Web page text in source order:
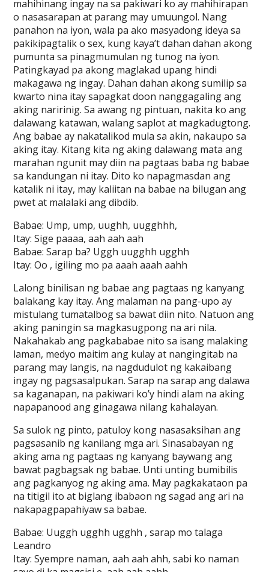
mahihinang ingay na sa pakiwari ko ay mahihirapan
o nasasarapan at parang may umuungol. Nang
panahon na iyon, wala pa ako masyadong ideya sa
pakikipagtalik o sex, kung kaya’t dahan dahan akong
pumunta sa pinagmumulan ng tunog na iyon.
Patingkayad pa akong maglakad upang hindi
makagawa ng ingay. Dahan dahan akong sumilip sa
kwarto nina itay sapagkat doon nanggagaling ang
aking naririnig. Sa awang ng pintuan, nakita ko ang
dalawang katawan, walang saplot at magkadugtong.
Ang babae ay nakatalikod mula sa akin, nakaupo sa
aking itay. Kitang kita ng aking dalawang mata ang
marahan ngunit may diin na pagtaas baba ng babae
sa kandungan ni itay. Dito ko napagmasdan ang
katalik ni itay, may kaliitan na babae na bilugan ang
pwet at malalaki ang dibdib.
Babae: Ump, ump, uughh, uugghhh,
Itay: Sige paaaa, aah aah aah
Babae: Sarap ba? Uggh uugghh ugghh
Itay: Oo , igiling mo pa aaah aaah aahh
Lalong binilisan ng babae ang pagtaas ng kanyang
balakang kay itay. Ang malaman na pang-upo ay
mistulang tumatalbog sa bawat diin nito. Natuon ang
aking paningin sa magkasugpong na ari nila.
Nakahakab ang pagkababae nito sa isang malaking
laman, medyo maitim ang kulay at nangingitab na
parang may langis, na nagdudulot ng kakaibang
ingay ng pagsasalpukan. Sarap na sarap ang dalawa
sa kaganapan, na pakiwari ko’y hindi alam na aking
napapanood ang ginagawa nilang kahalayan.
Sa sulok ng pinto, patuloy kong nasasaksihan ang
pagsasanib ng kanilang mga ari. Sinasabayan ng
aking ama ng pagtaas ng kanyang baywang ang
bawat pagbagsak ng babae. Unti unting bumibilis
ang pagkanyog ng aking ama. May pagkakataon pa
na titigil ito at biglang ibabaon ng sagad ang ari na
nakapagpapahiyaw sa babae.
Babae: Uuggh ugghh ugghh , sarap mo talaga
Leandro
Itay: Syempre naman, aah aah ahh, sabi ko naman